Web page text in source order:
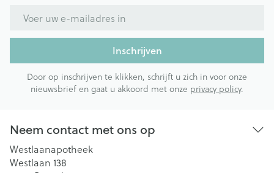
Inschrijven
Door op inschrijven te klikken, schrijft u zich in voor onze
nieuwsbrief en gaat u akkoord met onze privacy policy.
Neem contact met ons op
Westlaanapotheek
Westlaan 138